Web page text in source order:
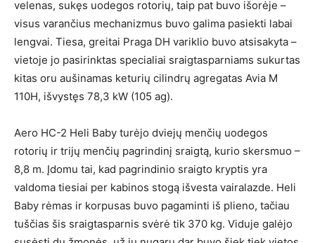
velenas, sukęs uodegos rotorių, taip pat buvo išorėje –
visus varančius mechanizmus buvo galima pasiekti labai
lengvai. Tiesa, greitai Praga DH variklio buvo atsisakyta –
vietoje jo pasirinktas specialiai sraigtasparniams sukurtas
kitas oru aušinamas keturių cilindrų agregatas Avia M
110H, išvystęs 78,3 kW (105 ag).
Aero HC-2 Heli Baby turėjo dviejų menčių uodegos
rotorių ir trijų menčių pagrindinį sraigtą, kurio skersmuo –
8,8 m. Įdomu tai, kad pagrindinio sraigto kryptis yra
valdoma tiesiai per kabinos stogą išvesta vairalazde. Heli
Baby rėmas ir korpusas buvo pagaminti iš plieno, tačiau
tuščias šis sraigtasparnis svėrė tik 370 kg. Viduje galėjo